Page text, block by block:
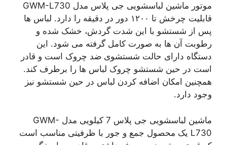
موتور ماشین لباسشویی جی پلاس مدل GWM-L730
قابلیت چرخش تا ۱۲۰۰ دور در دقیقه را دارد. لباس ها
پس از شستشو با این شدت گردش، خشک شده و
رطوبت آن ها به صورت کامل گرفته می شود. این
دستگاه دارای حالت شستشوی ضد چروک است و قادر
است در حین شستشو چروک لباس ها را برطرف کند.
همچنین امکان اضافه کردن لباس در حین شستشو نیز
وجود دارد.
ماشین لباسشویی جی پلاس 7 کیلویی مدل GWM-
L730 یک محصول جمع و جور با ظرفیتی مناسب است